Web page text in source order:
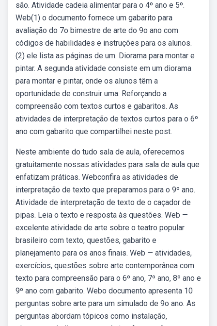
são. Atividade cadeia alimentar para o 4º ano e 5º.
Web(1) o documento fornece um gabarito para
avaliação do 7o bimestre de arte do 9o ano com
códigos de habilidades e instruções para os alunos.
(2) ele lista as páginas de um. Diorama para montar e
pintar. A segunda atividade consiste em um diorama
para montar e pintar, onde os alunos têm a
oportunidade de construir uma. Reforçando a
compreensão com textos curtos e gabaritos. As
atividades de interpretação de textos curtos para o 6º
ano com gabarito que compartilhei neste post.
Neste ambiente do tudo sala de aula, oferecemos
gratuitamente nossas atividades para sala de aula que
enfatizam práticas. Webconfira as atividades de
interpretação de texto que preparamos para o 9º ano.
Atividade de interpretação de texto de o caçador de
pipas. Leia o texto e resposta às questões. Web —
excelente atividade de arte sobre o teatro popular
brasileiro com texto, questões, gabarito e
planejamento para os anos finais. Web — atividades,
exercícios, questões sobre arte contemporânea com
texto para compreensão para o 6º ano, 7º ano, 8º ano e
9º ano com gabarito. Webo documento apresenta 10
perguntas sobre arte para um simulado de 9o ano. As
perguntas abordam tópicos como instalação,